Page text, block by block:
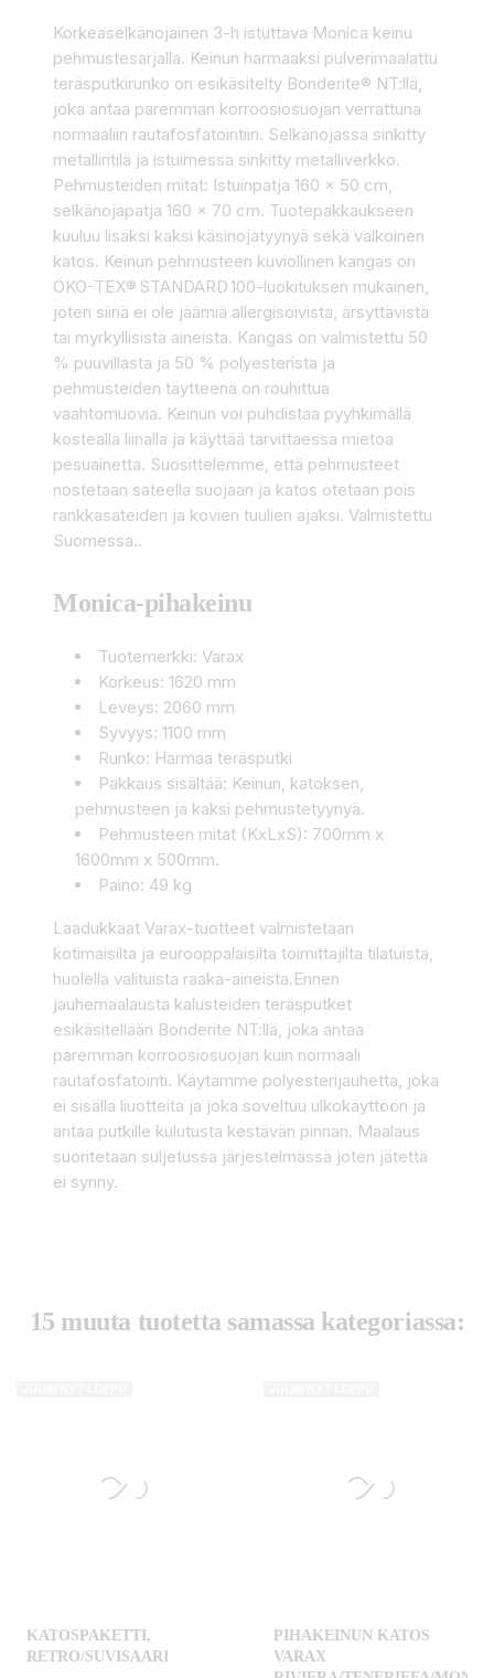
Korkeaselkänojainen 3-h istuttava Monica keinu
pehmustesarjalla. Keinun harmaaksi pulverimaalattu
teräsputkirunko on esikäsitelty Bonderite® NT:llä,
joka antaa paremman korroosiosuojan verrattuna
normaaliin rautafosfatointiin. Selkänojassa sinkitty
metalliritilä ja istuimessa sinkitty metalliverkko.
Pehmusteiden mitat: Istuinpatja 160 x 50 cm,
selkänojapatja 160 x 70 cm. Tuotepakkaukseen
kuuluu lisäksi kaksi käsinojatyynyä sekä valkoinen
katos. Keinun pehmusteen kuviollinen kangas on
ÖKO-TEX® STANDARD 100-luokituksen mukainen,
joten siinä ei ole jäämiä allergisoivista, ärsyttävistä
tai myrkyllisistä aineista. Kangas on valmistettu 50
% puuvillasta ja 50 % polyesterista ja
pehmusteiden täytteenä on rouhittua
vaahtomuovia. Keinun voi puhdistaa pyyhkimällä
kostealla liinalla ja käyttää tarvittaessa mietoa
pesuainetta. Suosittelemme, että pehmusteet
nostetaan sateella suojaan ja katos otetaan pois
rankkasateiden ja kovien tuulien ajaksi. Valmistettu
Suomessa..
Monica-pihakeinu
Tuotemerkki: Varax
Korkeus: 1620 mm
Leveys: 2060 mm
Syvyys: 1100 mm
Runko: Harmaa teräsputki
Pakkaus sisältää: Keinun, katoksen,
pehmusteen ja kaksi pehmustetyynyä.
Pehmusteen mitat (KxLxS): 700mm x
1600mm x 500mm.
Paino: 49 kg
Laadukkaat Varax-tuotteet valmistetaan
kotimaisilta ja eurooppalaisilta toimittajilta tilatuista,
huolella valituista raaka-aineista.Ennen
jauhemaalausta kalusteiden teräsputket
esikäsitellään Bonderite NT:llä, joka antaa
paremman korroosiosuojan kuin normaali
rautafosfatointi. Käytämme polyesterijauhetta, joka
ei sisällä liuotteita ja joka soveltuu ulkokäyttöön ja
antaa putkille kulutusta kestävän pinnan. Maalaus
suoritetaan suljetussa järjestelmässä joten jätettä
ei synny.
15 muuta tuotetta samassa kategoriassa:
KATOSPAKETTI,
RETRO/SUVISAARI
PIHAKEINUN KATOS
VARAX